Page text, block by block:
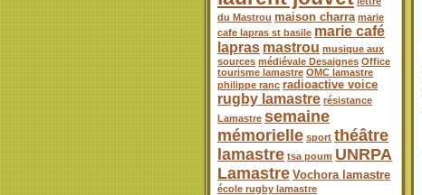
du Mastrou maison charra marie
cafe lapras st basile marie café
lapras mastrou musique aux
sources médiévale Desaignes Office
tourisme lamastre OMC lamastre
philippe ranc radioactive voice
rugby lamastre résistance
Lamastre semaine
mémorielle sport théâtre
lamastre tsa poum UNRPA
Lamastre Vochora lamastre
école rugby lamastre